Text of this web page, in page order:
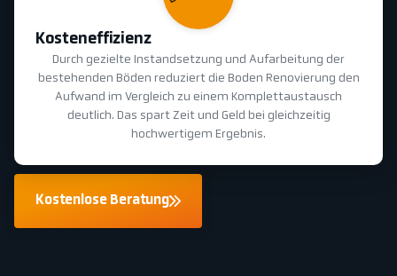
Kosteneffizienz
Durch gezielte Instandsetzung und Aufarbeitung der
bestehenden Böden reduziert die Boden Renovierung den
Aufwand im Vergleich zu einem Komplettaustausch
deutlich. Das spart Zeit und Geld bei gleichzeitig
hochwertigem Ergebnis.
Kostenlose Beratung